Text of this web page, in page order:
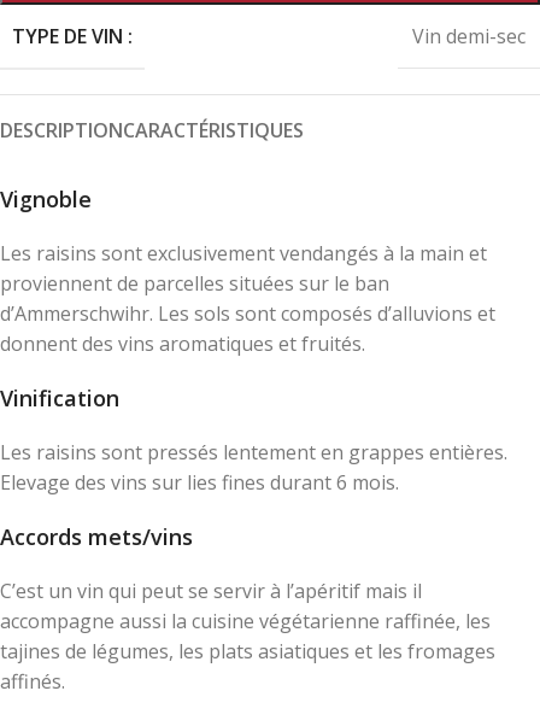
TYPE DE VIN :
Vin demi-sec
DESCRIPTIONCARACTÉRISTIQUES
Vignoble
Les raisins sont exclusivement vendangés à la main et
proviennent de parcelles situées sur le ban
d’Ammerschwihr. Les sols sont composés d’alluvions et
donnent des vins aromatiques et fruités.
Vinification
Les raisins sont pressés lentement en grappes entières.
Elevage des vins sur lies fines durant 6 mois.
Accords mets/vins
C’est un vin qui peut se servir à l’apéritif mais il
accompagne aussi la cuisine végétarienne raffinée, les
tajines de légumes, les plats asiatiques et les fromages
affinés.